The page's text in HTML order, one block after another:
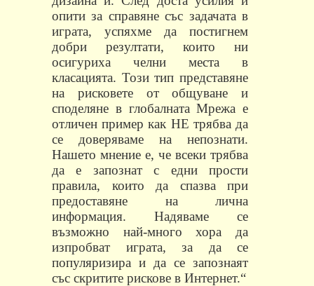
опити за справяне със задачата в
играта, успяхме да постигнем
добри резултати, които ни
осигуриха челни места в
класацията. Този тип представяне
на рисковете от общуване и
споделяне в глобалната Мрежа е
отличен пример как НЕ трябва да
се доверяваме на непознати.
Нашето мнение е, че всеки трябва
да е запознат с едни прости
правила, които да спазва при
предоставяне на лична
информация. Надяваме се
възможно най-много хора да
изпробват играта, за да се
популяризира и да се запознаят
със скритите рискове в Интернет.“